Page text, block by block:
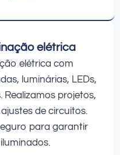
elétrica
elétrica com
luminárias, LEDs,
projetos,
de circuitos.
para garantir